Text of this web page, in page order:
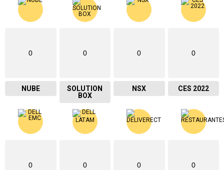
0
NUBE
0
SOLUTION
BOX
0
NSX
0
CES 2022
0 0 0 0